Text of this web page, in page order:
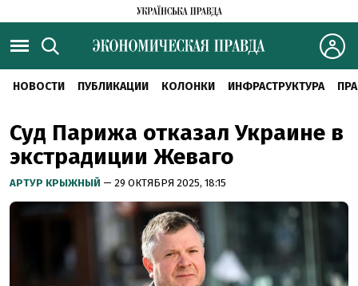
НОВОСТИ ПУБЛИКАЦИИ КОЛОНКИ ИНФРАСТРУКТУРА
Суд Парижа отказал Украине в
экстрадиции Жеваго
АРТУР КРЫЖНЫЙ — 29 ОКТЯБРЯ 2025, 18:15